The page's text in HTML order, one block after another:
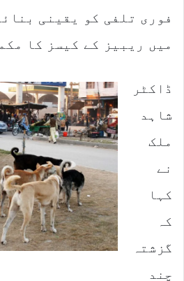
فوری تلفی کو یقینی
میں ریبیز کے کیسز کا
ڈاکٹر
شاہد
ملک
نے
کہا
کہ
گزشتہ
چند